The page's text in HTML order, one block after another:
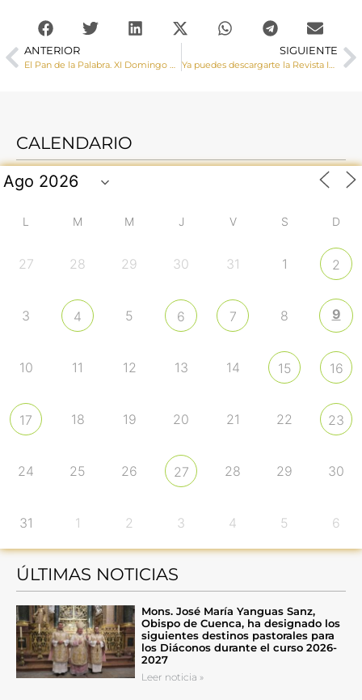
ANTERIOR
El Pan de la Palabra. XI Domingo del Tiempo Ordinario
SIGUIENTE
Ya puedes descargarte la Revista Iglesia Diocesana Julio – Agosto 2017
CALENDARIO
L M M J V S D
27 28 29 30 31 1 2
3 4 5 6 7 8 9
10 11 12 13 14 15 16
17 18 19 20 21 22 23
24 25 26 27 28 29 30
31 1 2 3 4 5 6
ÚLTIMAS NOTICIAS
Mons. José María Yanguas Sanz,
Obispo de Cuenca, ha designado los
siguientes destinos pastorales para
los Diáconos durante el curso 2026-
2027
Leer noticia »